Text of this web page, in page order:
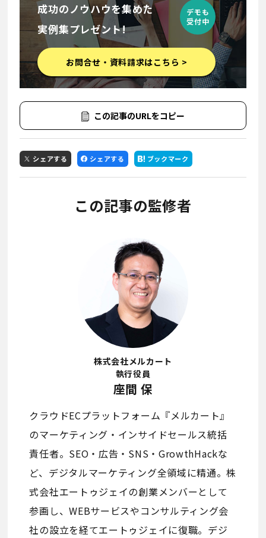
成功のノウハウを集めた
実例集プレゼント!
デモも
受付中
お問合せ・資料請求はこちら >
この記事のURLをコピー
シェアする シェアする ブックマーク
この記事の監修者
株式会社メルカート
執行役員
座間 保
クラウドECプラットフォーム『メルカート』
のマーケティング・インサイドセールス統括
責任者。SEO・広告・SNS・GrowthHackな
ど、デジタルマーケティング全領域に精通。株
式会社エートゥジェイの創業メンバーとして
参画し、WEBサービスやコンサルティング会
社の設立を経てエートゥジェイに復職。デジ